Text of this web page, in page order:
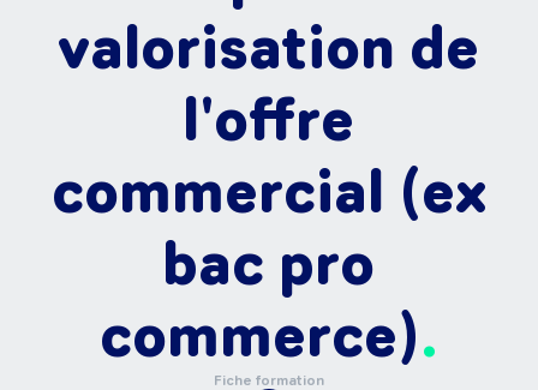
valorisation de
l'offre
commercial (ex
bac pro
commerce)
Fiche formation